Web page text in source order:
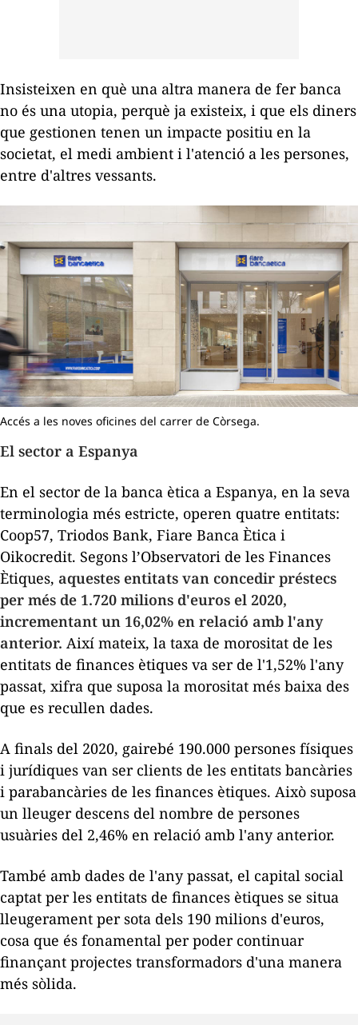
Insisteixen en què una altra manera de fer banca
no és una utopia, perquè ja existeix, i que els diners
que gestionen tenen un impacte positiu en la
societat, el medi ambient i l'atenció a les persones,
entre d'altres vessants.
Accés a les noves oficines del carrer de Còrsega.
El sector a Espanya
En el sector de la banca ètica a Espanya, en la seva
terminologia més estricte, operen quatre entitats:
Coop57, Triodos Bank, Fiare Banca Ètica i
Oikocredit. Segons l’Observatori de les Finances
Ètiques, aquestes entitats van concedir préstecs
per més de 1.720 milions d'euros el 2020,
incrementant un 16,02% en relació amb l'any
anterior. Així mateix, la taxa de morositat de les
entitats de finances ètiques va ser de l'1,52% l'any
passat, xifra que suposa la morositat més baixa des
que es recullen dades.
A finals del 2020, gairebé 190.000 persones físiques
i jurídiques van ser clients de les entitats bancàries
i parabancàries de les finances ètiques. Això suposa
un lleuger descens del nombre de persones
usuàries del 2,46% en relació amb l'any anterior.
També amb dades de l'any passat, el capital social
captat per les entitats de finances ètiques se situa
lleugerament per sota dels 190 milions d'euros,
cosa que és fonamental per poder continuar
finançant projectes transformadors d'una manera
més sòlida.